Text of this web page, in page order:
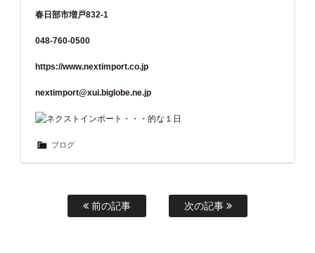
春日部市増戸832-1
048-760-0500
https://www.nextimport.co.jp
nextimport@xui.biglobe.ne.jp
ブログ
前の記事 次の記事